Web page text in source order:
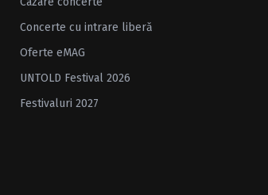
Concerte cu intrare liberă
Oferte eMAG
UNTOLD Festival 2026
Festivaluri 2027